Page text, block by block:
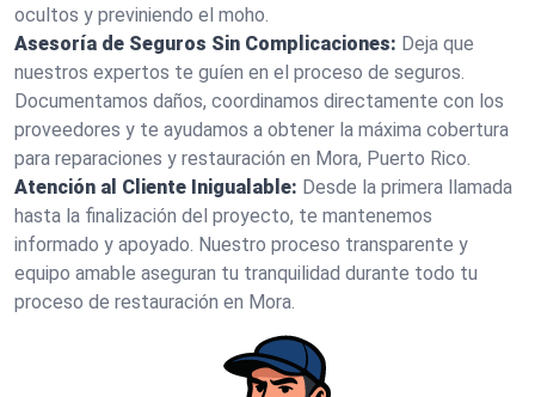
ocultos y previniendo el moho.
Asesoría de Seguros Sin Complicaciones: Deja que
nuestros expertos te guíen en el proceso de seguros.
Documentamos daños, coordinamos directamente con los
proveedores y te ayudamos a obtener la máxima cobertura
para reparaciones y restauración en Mora, Puerto Rico.
Atención al Cliente Inigualable: Desde la primera llamada
hasta la finalización del proyecto, te mantenemos
informado y apoyado. Nuestro proceso transparente y
equipo amable aseguran tu tranquilidad durante todo tu
proceso de restauración en Mora.